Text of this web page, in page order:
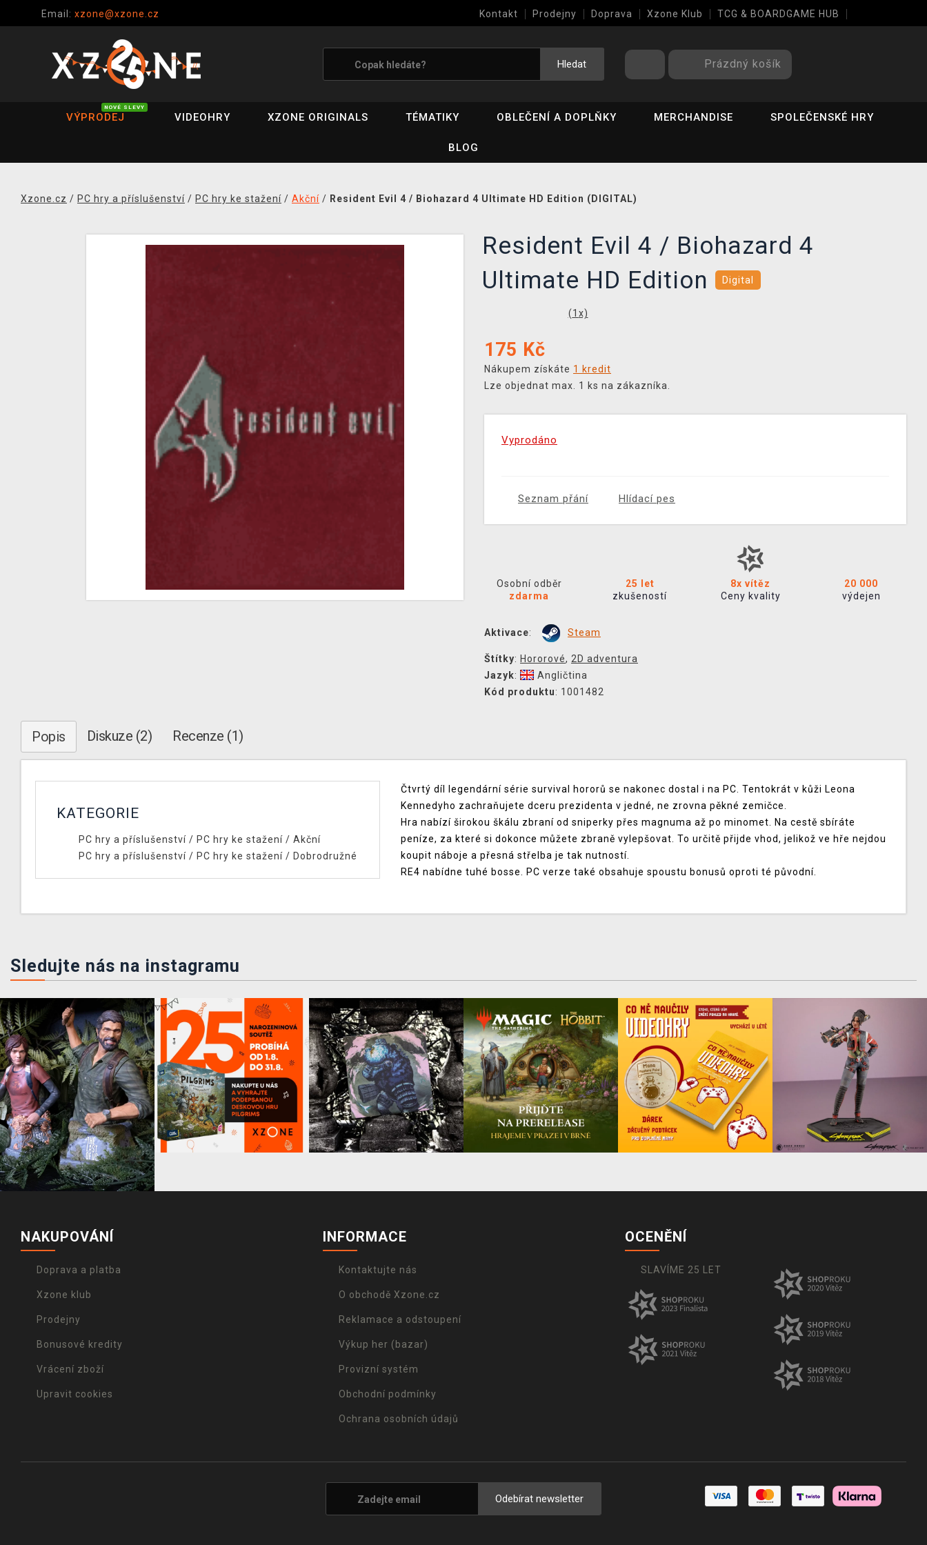
Email: xzone@xzone.cz Kontakt Prodejny Doprava Xzone Klub TCG & BOARDGAME HUB
Hledat Prázdný košík
VÝPRODEJ
NOVÉ SLEVY
VIDEOHRY XZONE ORIGINALS TÉMATIKY OBLEČENÍ A DOPLŇKY MERCHANDISE SPOLEČENSKÉ HRY
BLOG
Xzone.cz / PC hry a příslušenství / PC hry ke stažení / Akční / Resident Evil 4 / Biohazard 4 Ultimate HD Edition (DIGITAL)
Resident Evil 4 / Biohazard 4
Ultimate HD Edition
Digital
(1 x)
175 Kč
Nákupem získáte 1 kredit
Lze objednat max. 1 ks na zákazníka.
Vyprodáno
Seznam přání Hlídací pes
Osobní odběr
zdarma
25 let
zkušeností
8x vítěz
Ceny kvality
20 000
výdejen
Aktivace: Steam
Štítky: Hororové, 2D adventura
Jazyk:
Angličtina
Kód produktu: 1001482
Popis Diskuze (2) Recenze (1)
KATEGORIE
PC hry a příslušenství/ PC hry ke stažení/ Akční
PC hry a příslušenství/ PC hry ke stažení/ Dobrodružné
Čtvrtý díl legendární série survival hororů se nakonec dostal i na PC. Tentokrát v kůži Leona
Kennedyho zachraňujete dceru prezidenta v jedné, ne zrovna pěkné zemičce.
Hra nabízí širokou škálu zbraní od sniperky přes magnuma až po minomet. Na cestě sbíráte
peníze, za které si dokonce můžete zbraně vylepšovat. To určitě přijde vhod, jelikož ve hře nejdou
koupit náboje a přesná střelba je tak nutností.
RE4 nabídne tuhé bosse. PC verze také obsahuje spoustu bonusů oproti té původní.
Sledujte nás na instagramu
NAKUPOVÁNÍ
Doprava a platba
Xzone klub
Prodejny
Bonusové kredity
Vrácení zboží
Upravit cookies
INFORMACE
Kontaktujte nás
O obchodě Xzone.cz
Reklamace a odstoupení
Výkup her (bazar)
Provizní systém
Obchodní podmínky
Ochrana osobních údajů
OCENĚNÍ
SLAVÍME 25 LET
Odebírat newsletter